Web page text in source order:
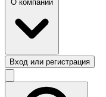
Вход или регистрация